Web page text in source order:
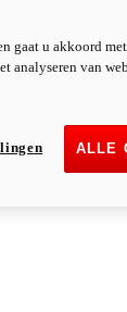
gaat u akkoord
analyseren van
ALLE